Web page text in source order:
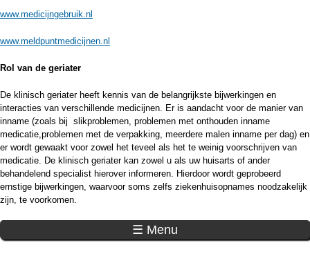
www.medicijngebruik.nl
www.meldpuntmedicijnen.nl
Rol van de geriater
De klinisch geriater heeft kennis van de belangrijkste bijwerkingen en
interacties van verschillende medicijnen. Er is aandacht voor de manier van
inname (zoals bij slikproblemen, problemen met onthouden inname
medicatie,problemen met de verpakking, meerdere malen inname per dag) en
er wordt gewaakt voor zowel het teveel als het te weinig voorschrijven van
medicatie. De klinisch geriater kan zowel u als uw huisarts of ander
behandelend specialist hierover informeren. Hierdoor wordt geprobeerd
ernstige bijwerkingen, waarvoor soms zelfs ziekenhuisopnames noodzakelijk
zijn, te voorkomen.
☰ Menu